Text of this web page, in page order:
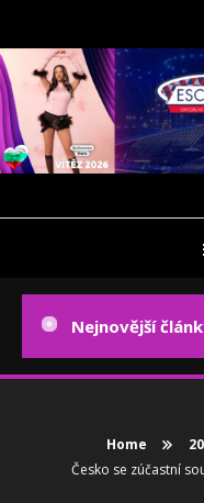
To
Content
Nejnovější
Home
Česko se zúčastní